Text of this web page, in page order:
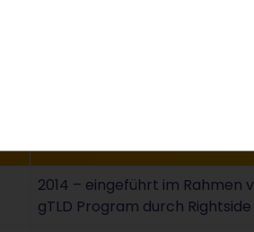
steht STRATO Kanzleien und
der bei technischen
sichern möchte, kann
2014 – eingeführt im Rahmen
gTLD Program durch Rightside